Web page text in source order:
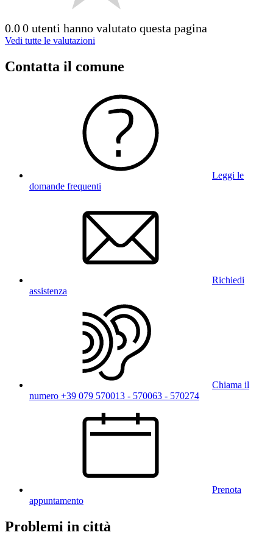
0.00 utenti hanno valutato questa pagina
Vedi tutte le valutazioni
Contatta il comune
Leggi le
domande frequenti
Richiedi
assistenza
Chiama il
numero +39 079 570013 - 570063 - 570274
Prenota
appuntamento
Problemi in città